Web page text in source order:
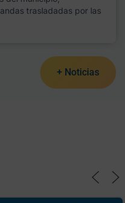
trasladadas por las
+ Noticias